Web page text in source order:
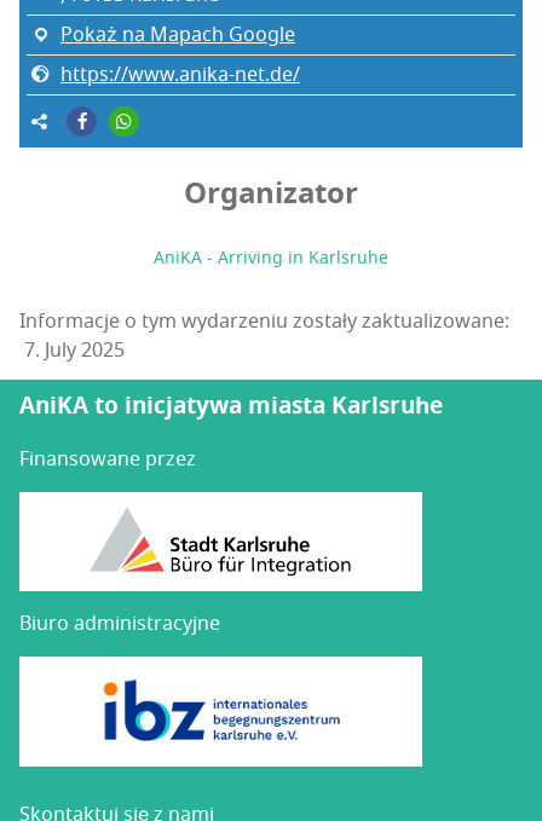
Pokaż na Mapach Google
https://www.anika-net.de/
Organizator
AniKA - Arriving in Karlsruhe
Informacje o tym wydarzeniu zostały zaktualizowane:
7. July 2025
AniKA to inicjatywa miasta Karlsruhe
Finansowane przez
Biuro administracyjne
Skon­tak­tuj się z nami